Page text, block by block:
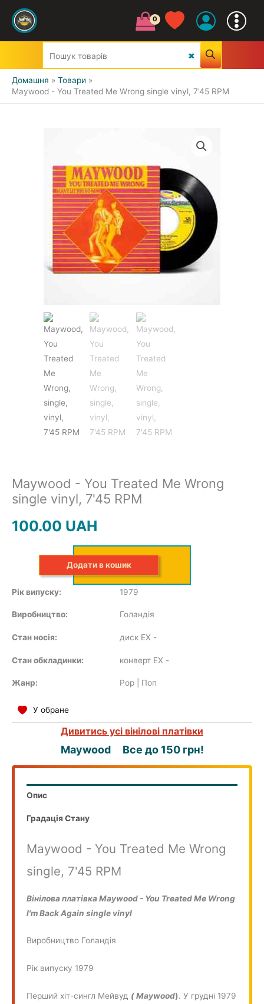
Домашня
Товари
Maywood - You Treated Me Wrong single vinyl, 7'45 RPM
Maywood - You Treated Me Wrong
single vinyl, 7'45 RPM
100.00 UAH
Додати в кошик
Рік випуску: 1979
Виробництво: Голандія
Стан носія: диск EX -
Стан обкладинки: конверт EX -
Жанр: Pop | Поп
У обране
Дивитись усі вінілові платівки
Maywood Все до 150 грн!
Опис
Градація Стану
Maywood - You Treated Me Wrong
single, 7'45 RPM
Вінілова платівка Maywood - You Treated Me Wrong
I'm Back Again single vinyl
Виробництво Голандiя
Рік випуску 1979
Перший хіт-сингл Мейвуд ( Maywood). У грудні 1979
CLASSIC
JAZZ&BLUES
POP
REGGAE
SOUNDTRACK
COMPILATION